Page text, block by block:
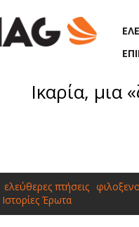
Ικαρία,
ελεύθερες πτήσεις
Ιστορίες Έρωτα